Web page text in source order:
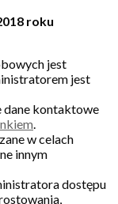
roku
jest
jest
dane kontaktowe
.
w celach
innym
dostępu